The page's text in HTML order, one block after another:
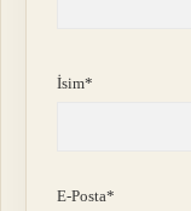
İsim*
E-Posta*